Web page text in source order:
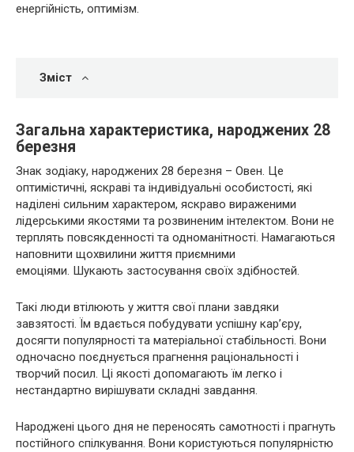
енергійність, оптимізм.
Зміст
Загальна характеристика, народжених 28
березня
Знак зодіаку, народжених 28 березня – Овен. Це
оптимістичні, яскраві та індивідуальні особистості, які
наділені сильним характером, яскраво вираженими
лідерськими якостями та розвиненим інтелектом. Вони не
терплять повсякденності та одноманітності. Намагаються
наповнити щохвилини життя приємними
емоціями. Шукають застосування своїх здібностей.
Такі люди втілюють у життя свої плани завдяки
завзятості. Їм вдається побудувати успішну кар’єру,
досягти популярності та матеріальної стабільності. Вони
одночасно поєднується прагнення раціональності і
творчий посил. Ці якості допомагають їм легко і
нестандартно вирішувати складні завдання.
Народжені цього дня не переносять самотності і прагнуть
постійного спілкування. Вони користуються популярністю